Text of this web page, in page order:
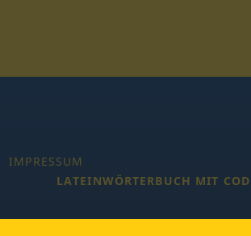
IMPRESSUM
LATEINWÖRTERBUCH MIT